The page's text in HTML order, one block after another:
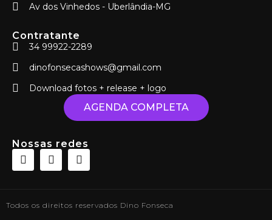
Av dos Vinhedos - Uberlândia-MG
Contratante
34 99922-2289
dinofonsecashows@gmail.com
Download fotos + release + logo
AGENDA COMPLETA
Nossas redes
Todos os direitos reservados Dino Fonseca